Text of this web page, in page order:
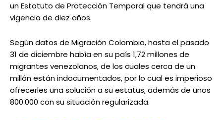
un Estatuto de Protección Temporal que tendrá una
vigencia de diez años.
Según datos de Migración Colombia, hasta el pasado
31 de diciembre había en su país 1,72 millones de
migrantes venezolanos, de los cuales cerca de un
millón están indocumentados, por lo cual es imperioso
ofrecerles una solución a su estatus, además de unos
800.000 con su situación regularizada.